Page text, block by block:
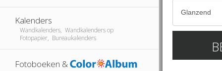
Kalenders
Wandkalenders, Wandkalenders op
Fotopapier, Bureaukalenders
Fotoboeken &